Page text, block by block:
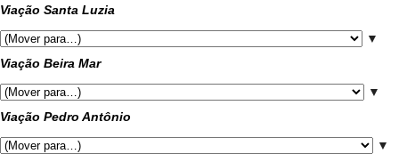
Viação Santa Luzia
▼
Viação Beira Mar
▼
Viação Pedro Antônio
▼